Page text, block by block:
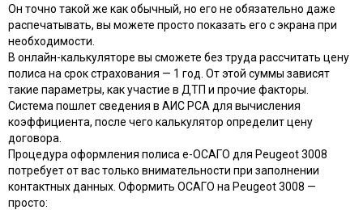
Он точно такой же как обычный, но его не обязательно даже
распечатывать, вы можете просто показать его с экрана при
необходимости.
В онлайн-калькуляторе вы сможете без труда рассчитать цену
полиса на срок страхования — 1 год. От этой суммы зависят
такие параметры, как участие в ДТП и прочие факторы.
Система пошлет сведения в АИС РСА для вычисления
коэффициента, после чего калькулятор определит цену
договора.
Процедура оформления полиса e-ОСАГО для Peugeot 3008
потребует от вас только внимательности при заполнении
контактных данных. Оформить ОСАГО на Peugeot 3008 —
просто: